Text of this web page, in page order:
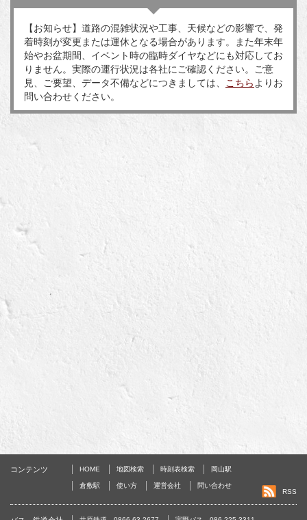
【お知らせ】道路の混雑状況や工事、天候などの影響で、発
着時刻が変更または運休となる場合があります。また年末年
始やお盆期間、イベント時の臨時ダイヤなどにも対応してお
りません。実際の運行状況は各社にご確認ください。ご意
見、ご要望、データ不備などにつきましては、
こちら よりお
問い合わせください。
コンテンツ HOME 地図検索 時刻表検索 岡山駅
倉敷駅 使い方 運営会社
問い合わせ
RSS